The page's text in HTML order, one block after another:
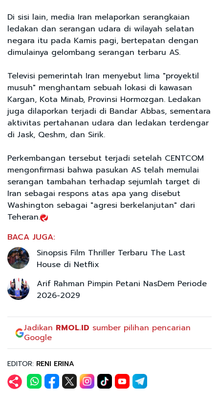
Di sisi lain, media Iran melaporkan serangkaian
ledakan dan serangan udara di wilayah selatan
negara itu pada Kamis pagi, bertepatan dengan
dimulainya gelombang serangan terbaru AS.
Televisi pemerintah Iran menyebut lima "proyektil
musuh" menghantam sebuah lokasi di kawasan
Kargan, Kota Minab, Provinsi Hormozgan. Ledakan
juga dilaporkan terjadi di Bandar Abbas, sementara
aktivitas pertahanan udara dan ledakan terdengar
di Jask, Qeshm, dan Sirik.
Perkembangan tersebut terjadi setelah CENTCOM
mengonfirmasi bahwa pasukan AS telah memulai
serangan tambahan terhadap sejumlah target di
Iran sebagai respons atas apa yang disebut
Washington sebagai "agresi berkelanjutan" dari
Teheran.
BACA JUGA:
Sinopsis Film Thriller Terbaru The Last
House di Netflix
Arif Rahman Pimpin Petani NasDem Periode
2026-2029
Jadikan RMOL.ID sumber pilihan pencarian
Google
EDITOR: RENI ERINA